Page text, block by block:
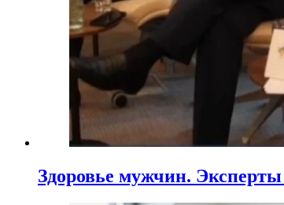
Здоровье мужчин.